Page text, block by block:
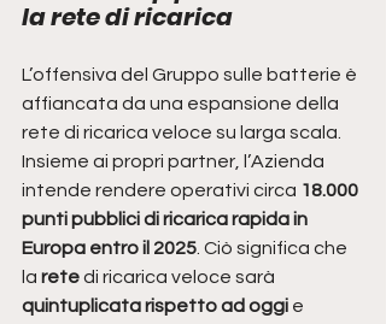
la rete di ricarica
L’offensiva del Gruppo sulle batterie è
affiancata da una espansione della
rete di ricarica veloce su larga scala.
Insieme ai propri partner, l’Azienda
intende rendere operativi circa 18.000
punti pubblici di ricarica rapida in
Europa entro il 2025. Ciò significa che
la rete di ricarica veloce sarà
quintuplicata rispetto ad oggi e